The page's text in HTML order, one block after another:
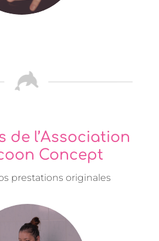
de l’Association
Concept
prestations originales